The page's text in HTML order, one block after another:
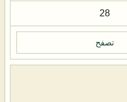
28
تصفح